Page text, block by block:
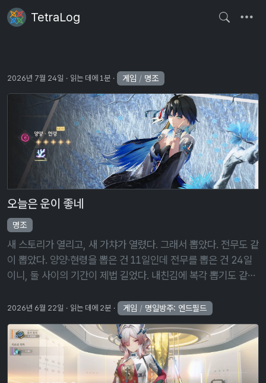
TetraLog
2026년 7월 24일 읽는 데에 1분 게임 / 명조
오늘은 운이 좋네
명조
새 스토리가 열리고, 새 가챠가 열렸다. 그래서 뽑았다. 전무도 같
이 뽑았다. 양양·현령을 뽑은 건 11일인데 전무를 뽑은 건 24일
이니, 둘 사이의 기간이 제법 길었다. 내친김에 복각 뽑기도 같이
었는데, …
2026년 6월 22일 읽는 데에 2분 게임 / 명일방주: 엔드필드